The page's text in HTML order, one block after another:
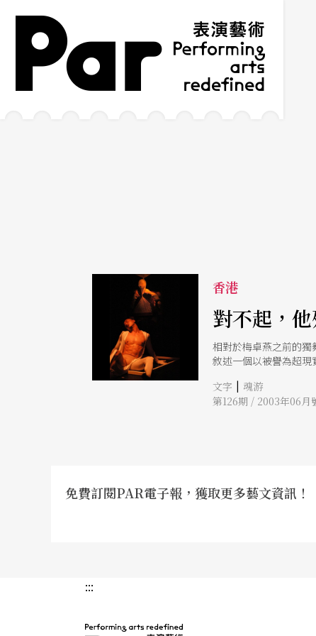
跳到主要內容區塊
網站導覽
香港
對不起，
相對於梅卓燕之前的
敘述一個以被譽為超現
文字 | 魂游
第126期 / 2003年06月
免費訂閱PAR電子報，獲取更多藝文資訊！
:::